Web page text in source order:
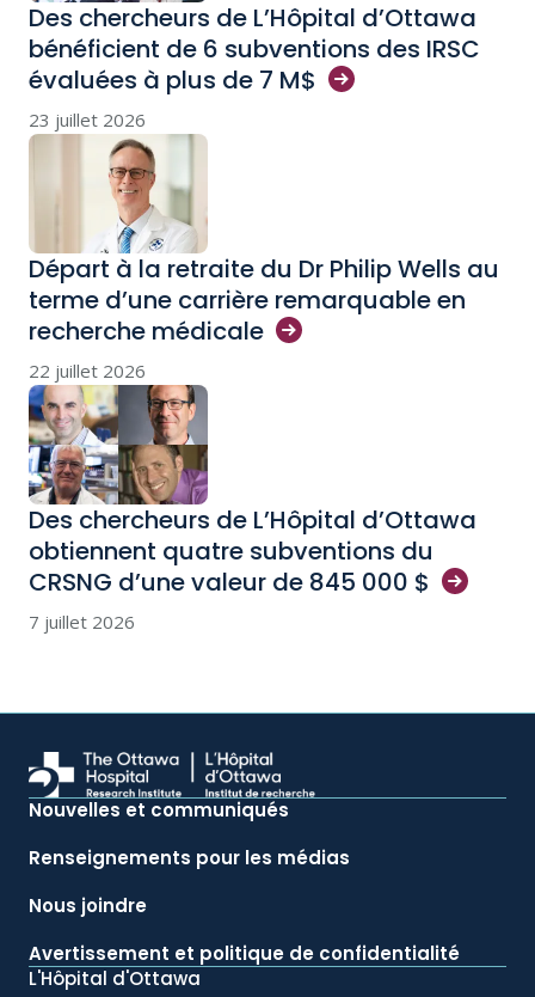
Des chercheurs de L’Hôpital d’Ottawa
bénéficient de 6 subventions des IRSC
évaluées à plus de 7 M$
23 juillet 2026
Départ à la retraite du Dr Philip Wells au
terme d’une carrière remarquable en
recherche médicale
22 juillet 2026
Des chercheurs de L’Hôpital d’Ottawa
obtiennent quatre subventions du
CRSNG d’une valeur de 845 000 $
7 juillet 2026
Nouvelles et communiqués
Renseignements pour les médias
Nous joindre
Avertissement et politique de confidentialité
L'Hôpital d'Ottawa